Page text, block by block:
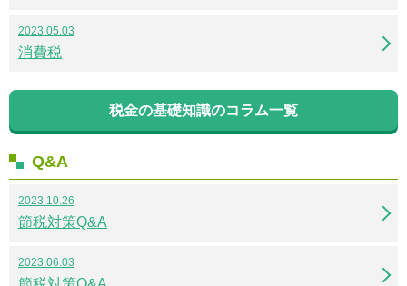
2023.05.03
消費税
税金の基礎知識のコラム一覧
Q&A
2023.10.26
節税対策Q&A
2023.06.03